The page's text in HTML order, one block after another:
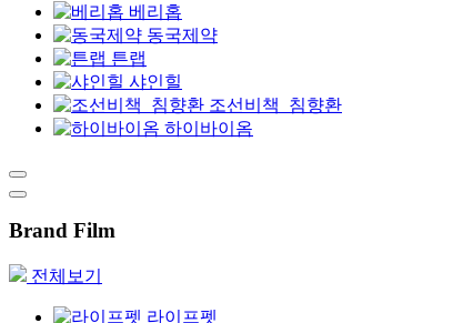
베리홉
동국제약
튼랩
샤인힐
조선비책_침향환
하이바이옴
Brand Film
전체보기
라이프펫